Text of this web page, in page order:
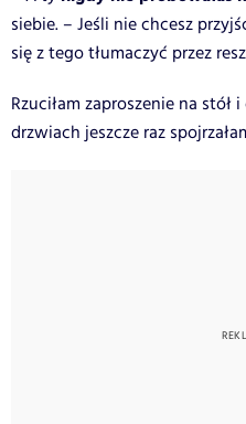
siebie. – Jeśli nie chcesz
się z tego tłumaczyć przez
Rzuciłam zaproszenie na
drzwiach jeszcze raz